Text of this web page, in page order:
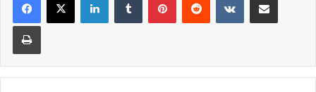
Imprimir